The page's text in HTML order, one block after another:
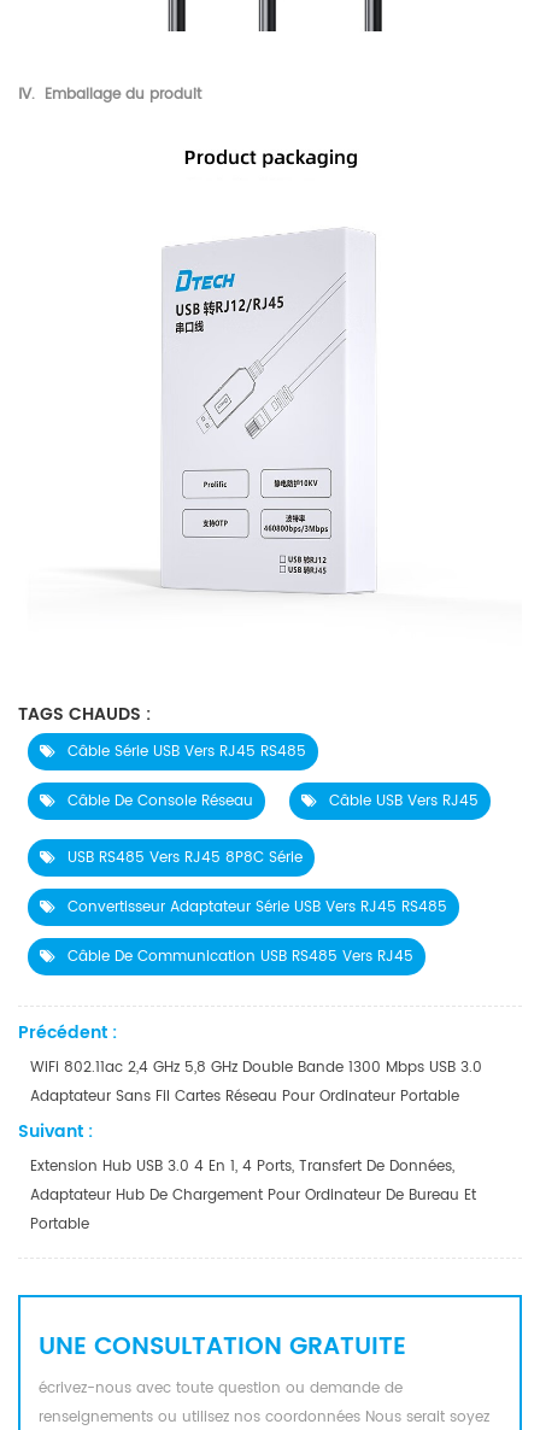
Ⅳ. Emballage du produit
TAGS CHAUDS :
Câble Série USB Vers RJ45 RS485
Câble De Console Réseau Câble USB Vers RJ45
USB RS485 Vers RJ45 8P8C Série
Convertisseur Adaptateur Série USB Vers RJ45 RS485
Câble De Communication USB RS485 Vers RJ45
Précédent :
WiFi 802.11ac 2,4 GHz 5,8 GHz Double Bande 1300 Mbps USB 3.0
Adaptateur Sans Fil Cartes Réseau Pour Ordinateur Portable
Suivant :
Extension Hub USB 3.0 4 En 1, 4 Ports, Transfert De Données,
Adaptateur Hub De Chargement Pour Ordinateur De Bureau Et
Portable
UNE CONSULTATION GRATUITE
écrivez-nous avec toute question ou demande de
renseignements ou utilisez nos coordonnées Nous serait soyez